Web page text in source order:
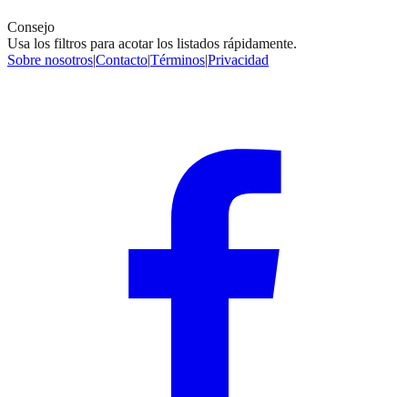
Consejo
Usa los filtros para acotar los listados rápidamente.
Sobre nosotros|Contacto|Términos|Privacidad